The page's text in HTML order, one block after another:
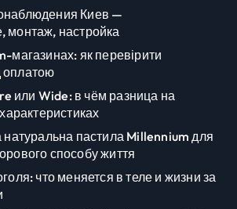
Киев —
монтаж, настройка
магазинах: як перевірити
оплатою
или Wide: в чём разница на
натуральна пастила Millennium для
способу життя
что меняется в теле и жизни за